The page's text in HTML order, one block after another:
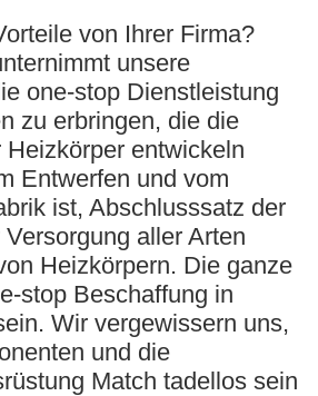
von Ihrer Firma?
unsere
one-stop Dienstleistung
zu erbringen, die die
entwickeln
Entwerfen und vom
ist, Abschlusssatz der
aller Arten
Heizkörpern. Die ganze
stop Beschaffung in
Wir vergewissern uns,
und die
Match tadellos sein